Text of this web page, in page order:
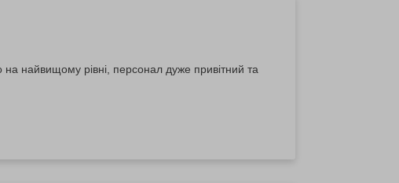
найвищому рівні, персонал дуже привітний та